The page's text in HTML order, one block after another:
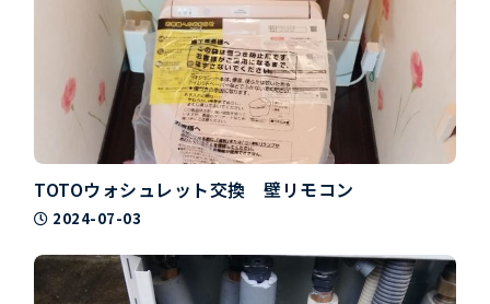
TOTOウォシュレット交換 壁リモコン
2024-07-03